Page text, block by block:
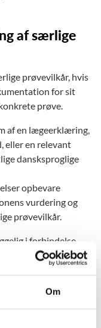
Om
af særlige
prøvevilkår, hvis
for sit
prøve.
af en lægeerklæring,
eller en relevant
dansksproglige
opbevare
vurdering og
prøvevilkår.
i forbindelse
dels sikres, at
fordel i forhold til
ligestilling. Det er